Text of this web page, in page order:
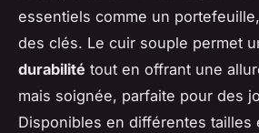
essentiels comme un
des clés. Le cuir souple permet
durabilité tout en offrant une
mais soignée, parfaite pour des
Disponibles en différentes tailles